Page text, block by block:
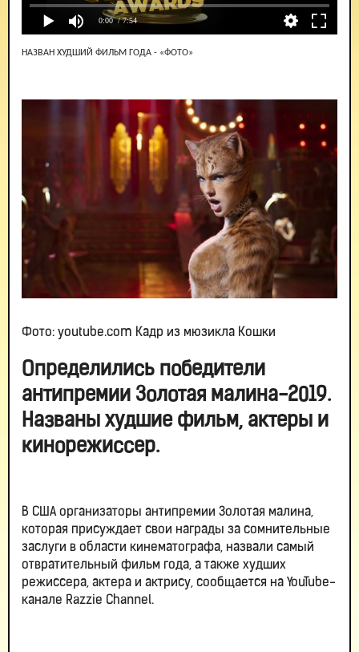
0:00 / 7:54
НАЗВАН ХУДШИЙ ФИЛЬМ ГОДА - «ФОТО»
Фото: youtube.com Кадр из мюзикла Кошки
Определились победители
антипремии Золотая малина-2019.
Названы худшие фильм, актеры и
кинорежиссер.
В США организаторы антипремии Золотая малина,
которая присуждает свои награды за сомнительные
заслуги в области кинематографа, назвали самый
отвратительный фильм года, а также худших
режиссера, актера и актрису, сообщается на YouTube-
канале Razzie Channel.